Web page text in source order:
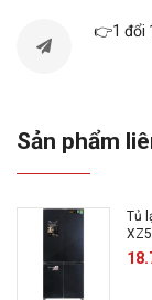
👉1 đổi
Sản phẩm
Tủ